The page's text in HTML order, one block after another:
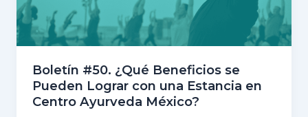
Boletín #50. ¿Qué Beneficios se
Pueden Lograr con una Estancia en
Centro Ayurveda México?